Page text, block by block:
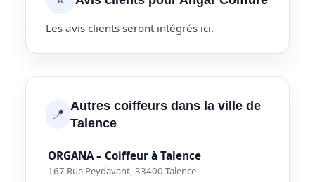
Les avis clients seront intégrés ici.
📍 Autres coiffeurs dans la ville de
Talence
ORGANA – Coiffeur à Talence
167 Rue Peydavant, 33400 Talence